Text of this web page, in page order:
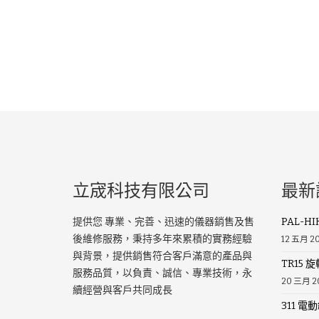
立宬科技有限公司
提供您 專業、完善、迅速的儀器銷售及售
後維修服務，秉持多年來累積的實務經驗
與背景，提供銷售符合客戶滿意的產品與
服務品質，以負責、誠信、專業技術，永
續經營與客戶共同成長
最
PAL-
12 五月
TR15
20 三月
311 電